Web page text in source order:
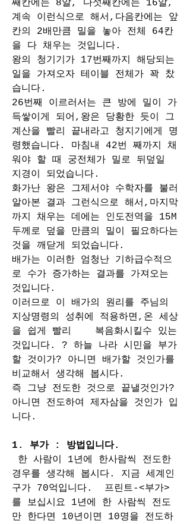
째칸에는 8알, 다섯째칸에는 16알,
계속 이런식으로 해서,다음칸에는 앞
칸의 2배만큼 밀을 놓아 전체 64칸
을 다 채우는 것입니다.
왕의 청기기가 17번째까지 해당되는
일을 가져오자 테이블 전체가 꽉 찼
습니다.
26번째 이르러서는 큰 방에 밀이 가
득쌓이게 되어,왕은 당황한 듯이 그
계산을 빨리 끝내라고 청지기에게 명
령했습니다. 마침내 42번 째까지 채
워야 할 때 궁전체가 밀로 뒤덮일
지경이 되었습니다.
화가난 왕은 그제서야 수학자를 불러
알아본 결과 그런식으로 해서,마지막
까지 채우는 데에는 인도전역을 15M
두께로 덮을 만큼의 밀이 필요하다는
것을 깨닫게 되었습니다.
배가는 이러한 엄청난 기하급수적으
로 수가 증가하는 결과를 가져오는
것입니다.
이러므로 이 배가의 원리를 주님의
지상명령의 성취에 적용하면,온 세상
을 쉽게 빨리    복음화시킬수 있는
것입니다. ? 하늘 나라 시민을 부가
할 것이가? 아니면 배가할 것인가를
비교해서 생각해 봅시다.
즉 그냥 전도한 것으로 끝낼것인가?
아니면 전도하여 제자삼을 것인가 입
니다.
1. 부가 : 방법입니다.
경우를 생각해 봅시다. 지금 세계인
구가 70억입니다.  프린트-<부가>
를 보십시요 1년에 한 사람씩 전도
만 한다면 10년이면 10명을 전도하